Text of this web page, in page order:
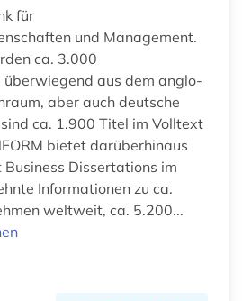
bibliothekskataloge (1)
bibliotheksmaterial (1)
bibliothekswesen (1)
für
und Management.
ca. 3.000
aus dem anglo-
aber auch deutsche
ca. 1.900 Titel im Volltext
bietet darüberhinaus
Business Dissertations im
Informationen zu ca.
weltweit, ca. 5.200...